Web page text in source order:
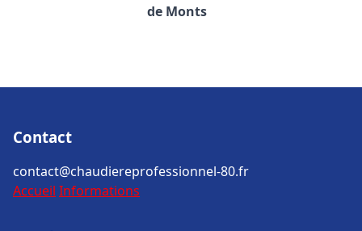
de Monts
Contact
contact@chaudiereprofessionnel-80.fr
Accueil Informations